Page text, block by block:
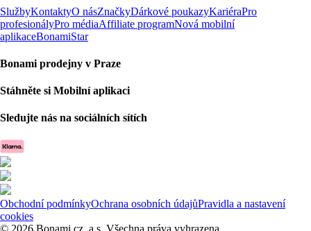
SlužbyKontaktyO násZnačkyDárkové poukazyKariéraPro
profesionályPro médiaAffiliate programNová mobilní
aplikaceBonamiStar
Bonami prodejny v Praze
Stáhněte si Mobilní aplikaci
Sledujte nás na sociálních sítích
Obchodní podmínkyOchrana osobních údajůPravidla a nastavení
cookies
© 2026 Bonami.cz, a.s. Všechna práva vyhrazena.